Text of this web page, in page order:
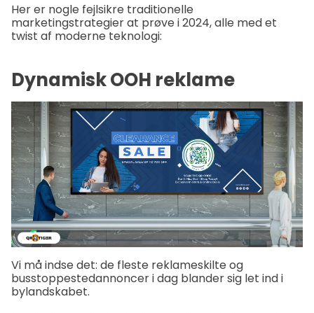
Her er nogle fejlsikre traditionelle
marketingstrategier at prøve i 2024, alle med et
twist af moderne teknologi:
Dynamisk OOH reklame
Vi må indse det: de fleste reklameskilte og
busstoppestedannoncer i dag blander sig let ind i
bylandskabet.